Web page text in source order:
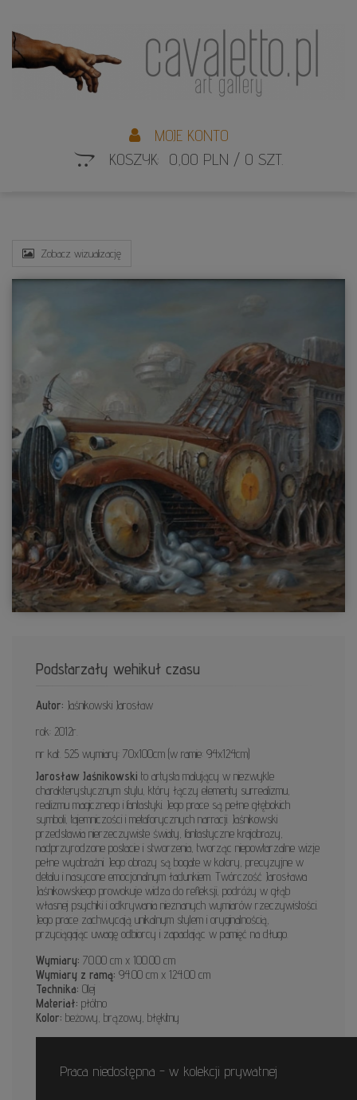
MOJE KONTO
KOSZYK: 0,00 PLN / 0 SZT.
Zobacz wizualizację
Podstarzały wehikuł czasu
Autor: Jaśnikowski Jarosław
rok: 2012r.
nr kat. 525 wymiary: 70x100cm (w ramie: 94x124cm)
Jarosław Jaśnikowski to artysta malujący w niezwykle
charakterystycznym stylu, który łączy elementy surrealizmu,
realizmu magicznego i fantastyki. Jego prace są pełne głębokich
symboli, tajemniczości i metaforycznych narracji. Jaśnikowski
przedstawia nierzeczywiste światy, fantastyczne krajobrazy,
nadprzyrodzone postacie i stworzenia, tworząc niepowtarzalne wizje
pełne wyobraźni. Jego obrazy są bogate w kolory, precyzyjne w
detalu i nasycone emocjonalnym ładunkiem. Twórczość Jarosława
Jaśnikowskiego prowokuje widza do refleksji, podróży w głąb
własnej psychiki i odkrywania nieznanych wymiarów rzeczywistości.
Jego prace zachwycają unikalnym stylem i oryginalnością,
przyciągając uwagę odbiorcy i zapadając w pamięć na długo.
Wymiary: 70.00 cm x 100.00 cm
Wymiary z ramą: 94.00 cm x 124.00 cm
Technika: Olej
Materiał: płótno
Kolor: beżowy, brązowy, błękitny
Praca niedostępna - w kolekcji prywatnej